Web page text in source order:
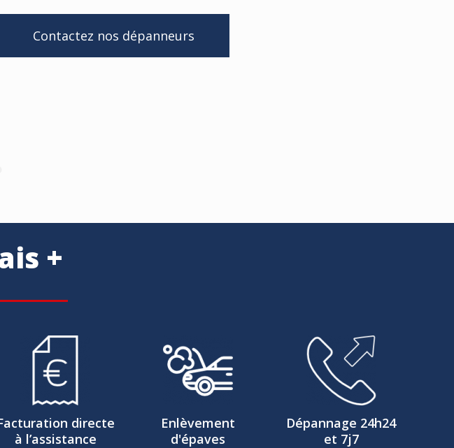
Contactez nos dépanneurs
+
directe
à l’assistance
Enlèvement
d'épaves
Dépannage 24h24
et 7j7